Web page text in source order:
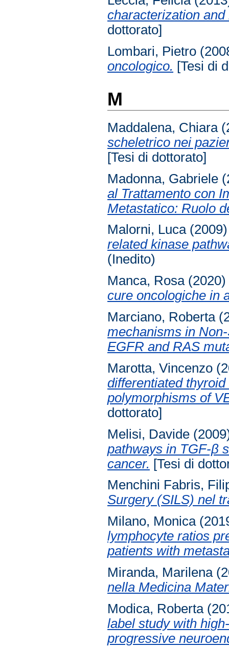
characterization
dottorato]
Lombari, Pietro
oncologico. [Tesi di
M
Maddalena, Chiara
scheletrico nei
[Tesi di dottorato]
Madonna, Gabriele
al Trattamento con
Metastatico: Ruolo
Malorni, Luca
related kinase
(Inedito)
Manca, Rosa
cure oncologiche in
Marciano, Roberta
mechanisms in
EGFR and RAS
Marotta, Vincenzo
differentiated
polymorphisms of
dottorato]
Melisi, Davide
pathways in TGF-β
cancer. [Tesi di
Menchini Fabris,
Surgery (SILS) nel
Milano, Monica
lymphocyte ratios
patients with
Miranda, Marilena
nella Medicina
Modica, Roberta
label study with
progressive